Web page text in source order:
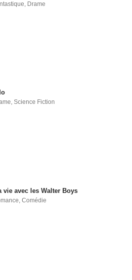
, Drame
,Science Fiction
vie avec les Walter Boys
,Comédie